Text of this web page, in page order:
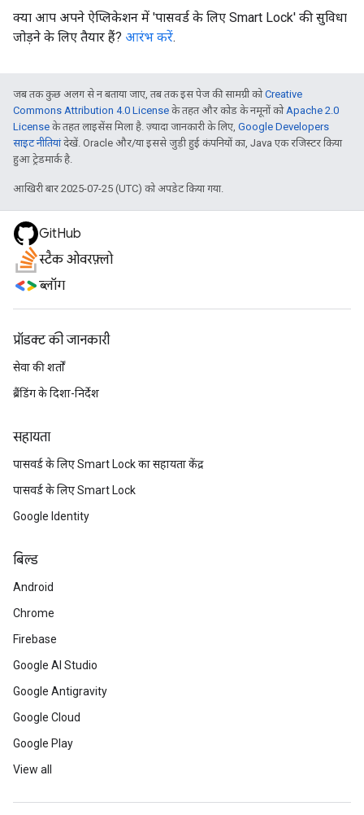
क्या आप अपने ऐप्लिकेशन में 'पासवर्ड के लिए Smart Lock' की सुविधा
जोड़ने के लिए तैयार हैं? आरंभ करें.
जब तक कुछ अलग से न बताया जाए, तब तक इस पेज की सामग्री कोCreative
Commons Attribution 4.0 License के तहत और कोड के नमूनों कोApache 2.0
License के तहत लाइसेंस मिला है. ज़्यादा जानकारी के लिए, Google Developers
साइट नीतियांदेखें. Oracle और/या इससे जुड़ी हुई कंपनियों का, Java एक रजिस्टर किया
हुआ ट्रेडमार्क है.
आखिरी बार 2025-07-25 (UTC) को अपडेट किया गया.
GitHub
स्टैक ओवरफ़्लो
ब्लॉग
प्रॉडक्ट की जानकारी
सेवा की शर्तों
ब्रैंडिंग के दिशा-निर्देश
सहायता
पासवर्ड के लिए Smart Lock का सहायता केंद्र
पासवर्ड के लिए Smart Lock
Google Identity
बिल्ड
Android
Chrome
Firebase
Google AI Studio
Google Antigravity
Google Cloud
Google Play
View all